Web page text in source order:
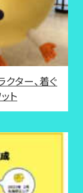
ター、着ぐ
ト